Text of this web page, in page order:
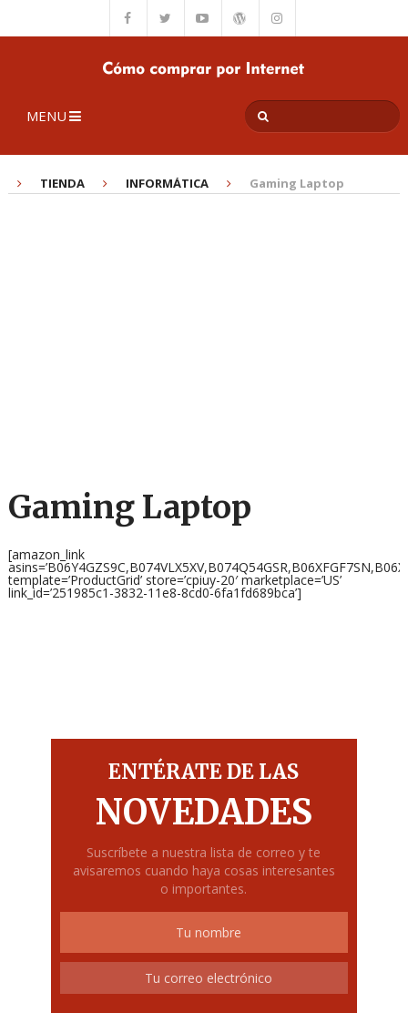
MENU
TIENDA INFORMÁTICA Gaming Laptop
Gaming Laptop
[amazon_link
template=’ProductGrid’ store=’cpiuy-20′ marketplace=’US’
link_id=’251985c1-3832-11e8-8cd0-6fa1fd689bca’]
ENTÉRATE DE LAS
NOVEDADES
Suscríbete a nuestra lista de correo y te
avisaremos cuando haya cosas interesantes
o importantes.